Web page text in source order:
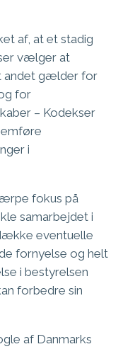
af, at et stadig
vælger at
andet gælder for
for
– Kodekser
i
fokus på
samarbejdet i
eventuelle
fornyelse og helt
i bestyrelsen
forbedre sin
af Danmarks